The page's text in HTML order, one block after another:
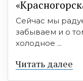
Сейчас мы
забываем и о
холодное ...
Читать далее